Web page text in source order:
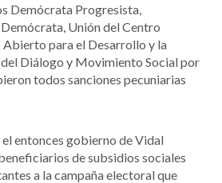
Demócrata Progresista,
Unión del Centro
para el Desarrollo y la
del Diálogo y Movimiento Social por
todos sanciones pecuniarias
entonces gobierno de Vidal
de subsidios sociales
a la campaña electoral que